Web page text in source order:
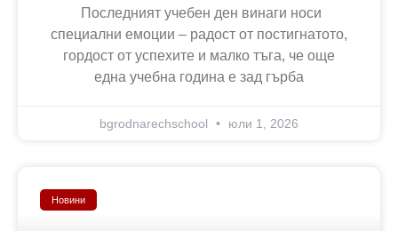
Последният учебен ден винаги носи
специални емоции – радост от постигнатото,
гордост от успехите и малко тъга, че още
една учебна година е зад гърба
bgrodnarechschool юли 1, 2026
Новини